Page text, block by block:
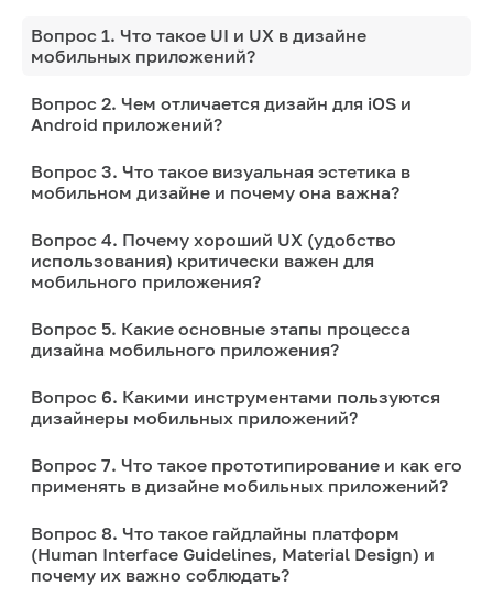
Вопрос 1. Что такое UI и UX в дизайне
мобильных приложений?
Вопрос 2. Чем отличается дизайн для iOS и
Android приложений?
Вопрос 3. Что такое визуальная эстетика в
мобильном дизайне и почему она важна?
Вопрос 4. Почему хороший UX (удобство
использования) критически важен для
мобильного приложения?
Вопрос 5. Какие основные этапы процесса
дизайна мобильного приложения?
Вопрос 6. Какими инструментами пользуются
дизайнеры мобильных приложений?
Вопрос 7. Что такое прототипирование и как его
применять в дизайне мобильных приложений?
Вопрос 8. Что такое гайдлайны платформ
(Human Interface Guidelines, Material Design) и
почему их важно соблюдать?